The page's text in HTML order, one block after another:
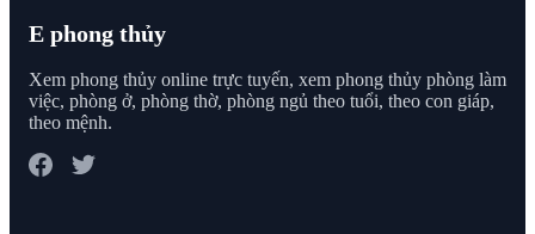
E phong thủy
Xem phong thủy online trực tuyến, xem phong thủy phòng làm
việc, phòng ở, phòng thờ, phòng ngủ theo tuổi, theo con giáp,
theo mệnh.